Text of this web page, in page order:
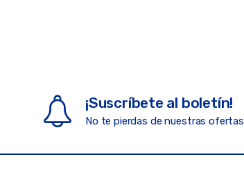
¡Suscríbete al boletín!
No te pierdas de nuestras ofertas